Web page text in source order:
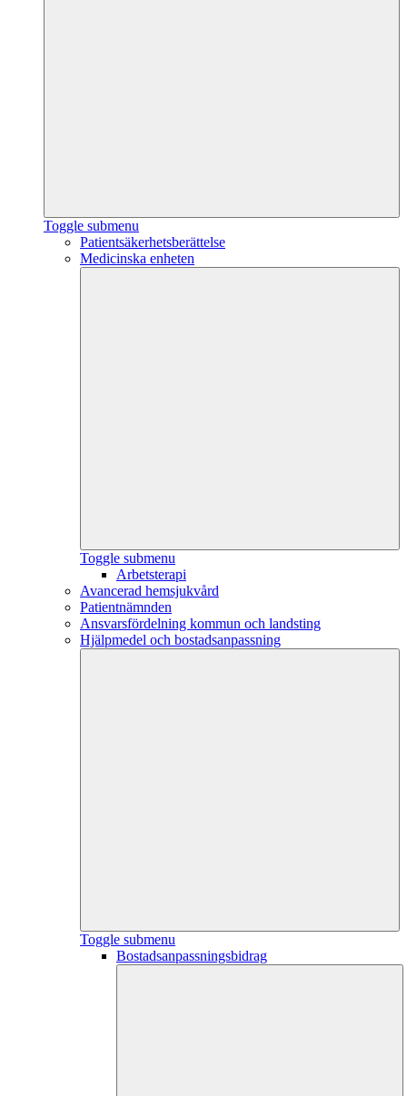
Toggle submenu
Patientsäkerhetsberättelse
Medicinska enheten
Toggle submenu
Arbetsterapi
Avancerad hemsjukvård
Patientnämnden
Ansvarsfördelning kommun och landsting
Hjälpmedel och bostadsanpassning
Toggle submenu
Bostadsanpassningsbidrag